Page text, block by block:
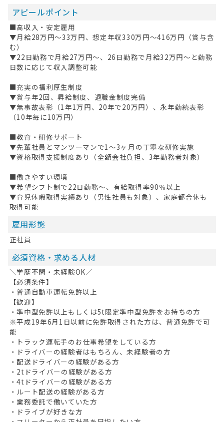
アピールポイント
■高収入・安定雇用
▼月給28万円～33万円、想定年収330万円～416万円（賞与含
む）
▼22日勤務で月給27万円～、26日勤務で月給32万円～と勤務
日数に応じて収入調整可能
■充実の福利厚生制度
▼賞与年2回、昇給制度、退職金制度完備
▼無事故表彰（1年1万円、20年で20万円）、永年勤続表彰
（10年毎に10万円）
■教育・研修サポート
▼先輩社員とマンツーマンで1～3ヶ月の丁寧な研修実施
▼資格取得支援制度あり（全額会社負担、3年勤務者対象）
■働きやすい環境
▼希望シフト制で22日勤務～、有給取得率90％以上
▼育児休暇取得実績あり（男性社員も対象）、家庭都合休も
取得可能
雇用形態
正社員
必須資格・求める人材
＼学歴不問・未経験OK／
【必須条件】
・普通自動車運転免許以上
【歓迎】
・準中型免許以上もしくは5t限定準中型免許をお持ちの方
※平成19年6月1日以前に免許取得された方は、普通免許で可
能
・トラック運転手のお仕事希望をしている方
・ドライバーの経験者はもちろん、未経験者の方
・配送ドライバーの経験がある方
・2tドライバーの経験がある方
・4tドライバーの経験がある方
・ルート配送の経験がある方
・業務委託で働いていた方
・ドライブが好きな方